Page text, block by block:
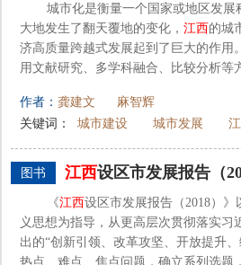
城市化是衡量一个国家或地区发
大地发生了翻天覆地的变化， 江西的城
济高质量跨越式发展起到了巨大的作用
用文献研究、多学科融合、比较分析
作者： 龚建文
麻智辉
关键词：
城市建设 城市发展
图书 江西设区市发展报告（
《江西设区市发展报告（2018）》
义思想为指导，从更高层次贯彻落实习
出的“创新引领、改革攻坚、开放提升
热点、难点、焦点问题，确立系列选